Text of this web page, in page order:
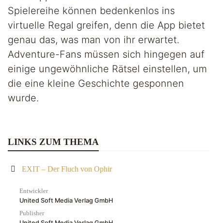
Spielereihe können bedenkenlos ins
virtuelle Regal greifen, denn die App bietet
genau das, was man von ihr erwartet.
Adventure-Fans müssen sich hingegen auf
einige ungewöhnliche Rätsel einstellen, um
die eine kleine Geschichte gesponnen
wurde.
LINKS ZUM THEMA
EXIT – Der Fluch von Ophir
Entwickler
United Soft Media Verlag GmbH
Publisher